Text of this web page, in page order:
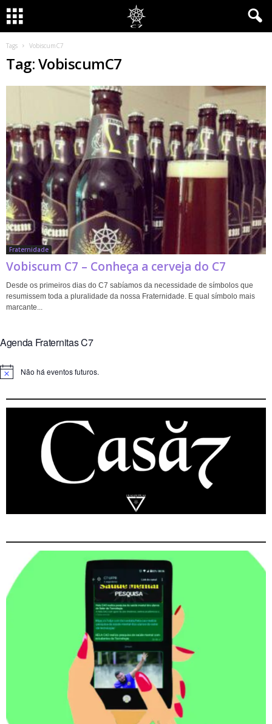
Tags VobiscumC7
Tag: VobiscumC7
Fraternidade
Vobiscum C7 – Conheça a cerveja do C7
Desde os primeiros dias do C7 sabíamos da necessidade de símbolos que
resumissem toda a pluralidade da nossa Fraternidade. E qual símbolo mais
marcante...
Agenda Fraternitas C7
N
Não há eventos futuros.